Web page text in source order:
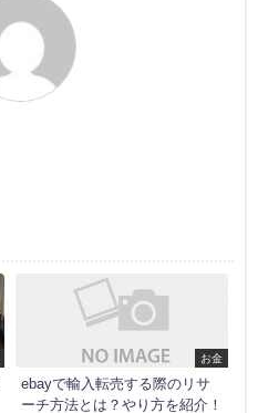
お金
ebayで輸入転売する際のリサ
ーチ方法とは？やり方を紹介！